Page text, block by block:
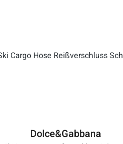
Dolce&Gabbana